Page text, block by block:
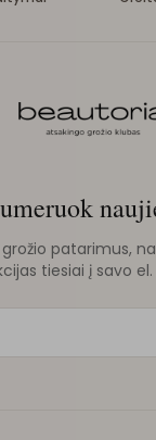
patarimus,
tiesiai į savo